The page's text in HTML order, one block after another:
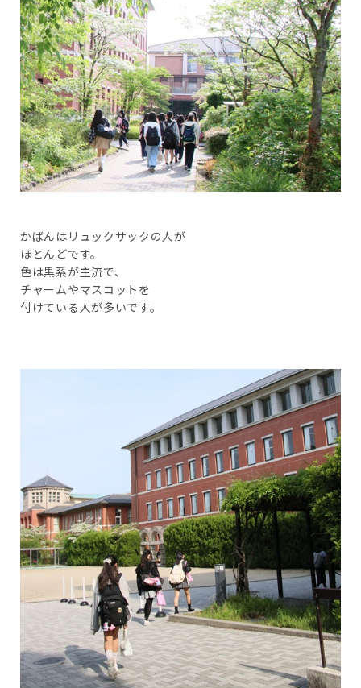
かばんはリュックサックの人が
ほとんどです。
色は黒系が主流で、
チャームやマスコットを
付けている人が多いです。